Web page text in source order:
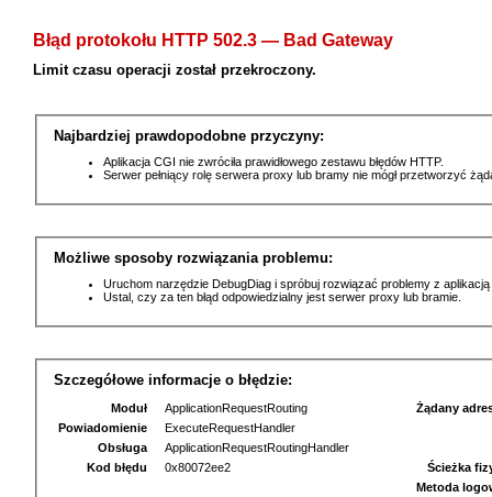
Błąd protokołu HTTP 502.3 — Bad Gateway
Limit czasu operacji został przekroczony.
Najbardziej prawdopodobne przyczyny:
Aplikacja CGI nie zwróciła prawidłowego zestawu błędów HTTP.
Serwer pełniący rolę serwera proxy lub bramy nie mógł przetworzyć
Możliwe sposoby rozwiązania problemu:
Uruchom narzędzie DebugDiag i spróbuj rozwiązać problemy z
Ustal, czy za ten błąd odpowiedzialny jest serwer proxy lub bramie.
Szczegółowe informacje o błędzie:
Moduł
ApplicationRequestRouting
Powiadomienie
ExecuteRequestHandler
Obsługa
ApplicationRequestRoutingHandler
Kod błędu
0x80072ee2
Żądany
Ścieżka
Metoda